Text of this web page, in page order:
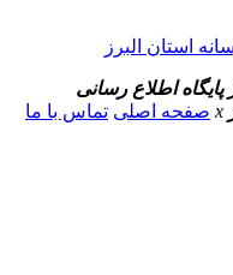
پایگاه اطلاع رسانی
x صفحه اصلی تماس با ما